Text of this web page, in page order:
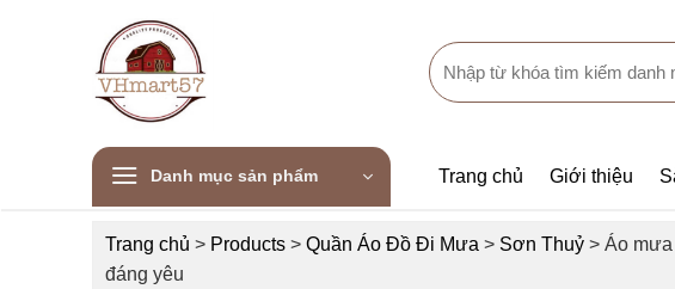
Search
for:
Danh mục sản phẩm Trang chủ Giới thiệu
Trang chủ > Products > Quần Áo Đồ Đi Mưa > Sơn Thuỷ > Áo mưa
đáng yêu